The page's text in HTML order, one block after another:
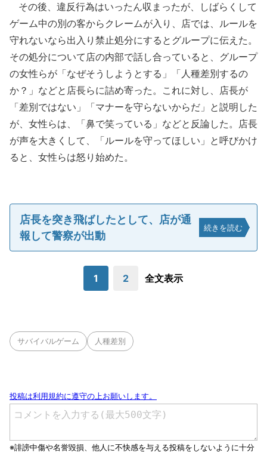
その後、違反行為はいったん収まったが、しばらくして
ゲーム中の別の客からクレームが入り、店では、ルールを
守れないなら出入り禁止処分にするとグループに伝えた。
その処分について店の内部で話し合っていると、グループ
の女性らが「なぜそうしようとする」「人種差別するの
か？」などと店長らに詰め寄った。これに対し、店長が
「差別ではない」「マナーを守らないからだ」と説明した
が、女性らは、「鼻で笑っている」などと反論した。店長
が声を大きくして、「ルールを守ってほしい」と呼びかけ
ると、女性らは怒り始めた。
店長を突き飛ばしたとして、店が通
報して警察が出動
続きを読む
1 2 全文表示
サバイバルゲーム 人種差別